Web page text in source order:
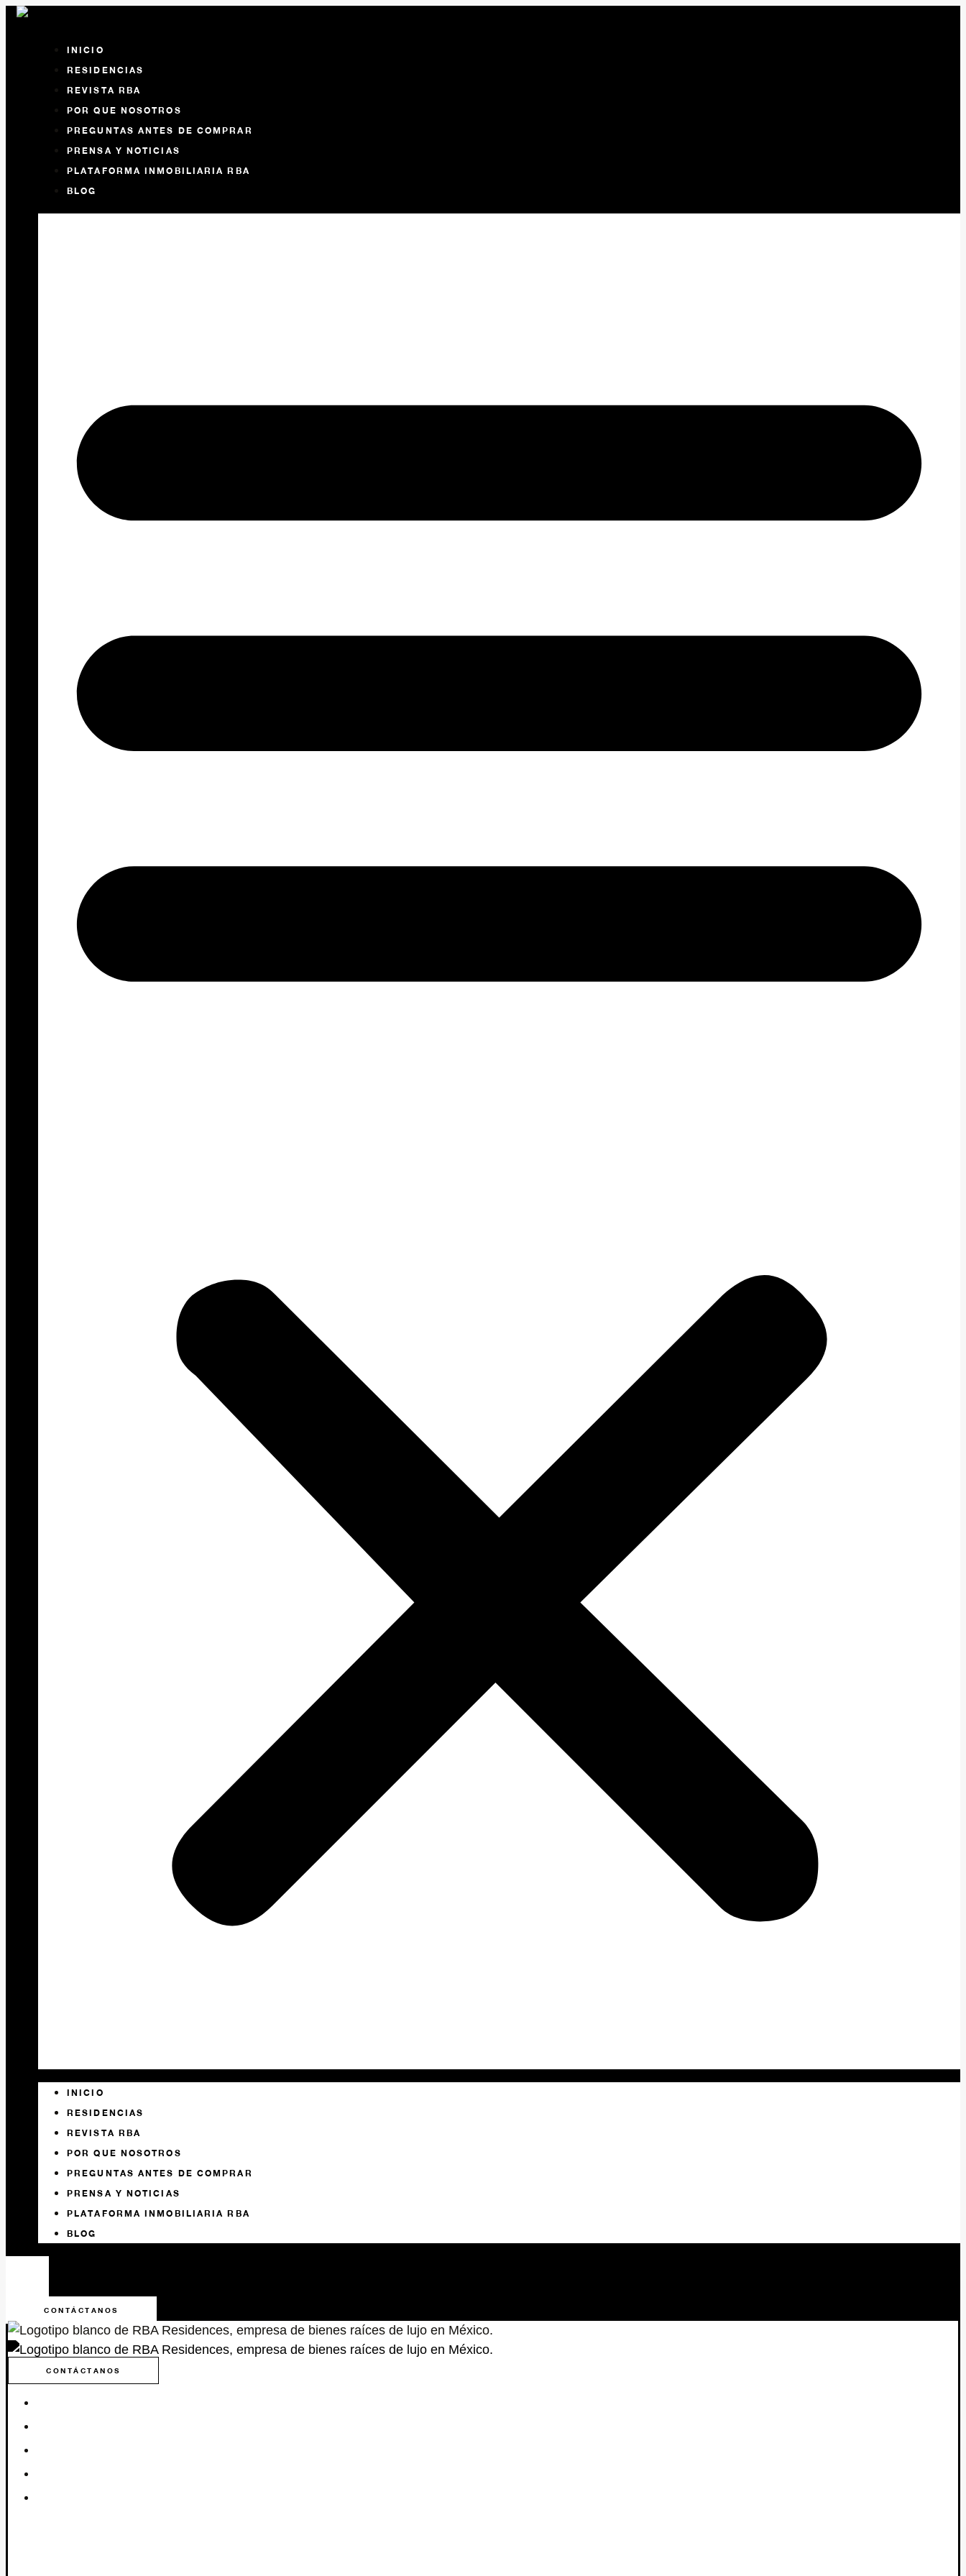
INICIO
RESIDENCIAS
REVISTA RBA
POR QUE NOSOTROS
PREGUNTAS ANTES DE COMPRAR
PRENSA Y NOTICIAS
PLATAFORMA INMOBILIARIA RBA
BLOG
INICIO
RESIDENCIAS
REVISTA RBA
POR QUE NOSOTROS
PREGUNTAS ANTES DE COMPRAR
PRENSA Y NOTICIAS
PLATAFORMA INMOBILIARIA RBA
BLOG
CONTÁCTANOS
CONTÁCTANOS